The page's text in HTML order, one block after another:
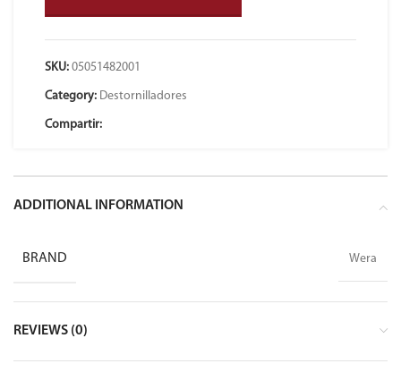
SKU: 05051482001
Category: Destornilladores
Compartir:
ADDITIONAL INFORMATION
BRAND Wera
REVIEWS (0)